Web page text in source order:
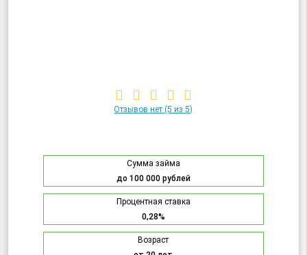
Отзывов нет (5 из 5)
Сумма займа
до 100 000 рублей
Процентная ставка
0,28%
Возраст